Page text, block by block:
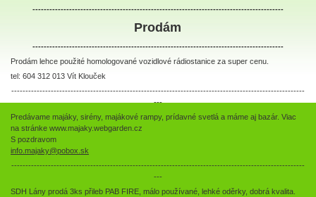
-----------------------------------------------------------------------------------------
Prodám
-----------------------------------------------------------------------------------------
Prodám lehce použité homologované vozidlové rádiostanice za super cenu.
tel: 604 312 013 Vít Klouček
--------------------------------------------------------------------------------------------------------
---
Predávame majáky, sirény, majákové rampy, prídavné svetlá a máme aj bazár. Viac
na stránke www.majaky.webgarden.cz
S pozdravom
info.majaky@pobox.sk
--------------------------------------------------------------------------------------------------------
---
SDH Lány prodá 3ks přileb PAB FIRE, málo používané, lehké oděrky, dobrá kvalita.